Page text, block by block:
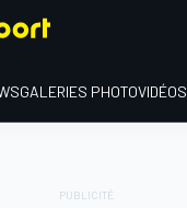
GALERIES PHOTOVIDÉOS